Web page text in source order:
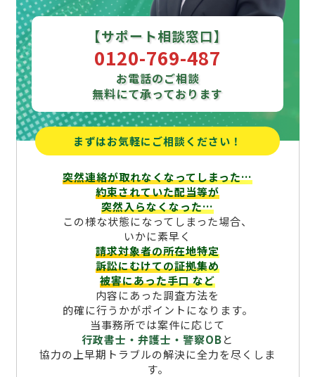
【サポート相談窓口】
0120-769-487
お電話のご相談
無料にて承っております
まずはお気軽にご相談ください！
突然連絡が取れなくなってしまった…
約束されていた配当等が
突然入らなくなった…
この様な状態になってしまった場合、
いかに素早く
請求対象者の所在地特定
訴訟にむけての証拠集め
被害にあった手口など
内容にあった調査方法を
的確に行うかがポイントになります。
当事務所では案件に応じて
行政書士・弁護士・警察OBと
協力の上早期トラブルの解決に全力を尽くしま
す。